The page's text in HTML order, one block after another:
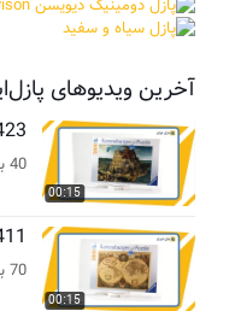
آخرین ویدیوهای
00:15
40 بازدید
00:15
70 بازدید